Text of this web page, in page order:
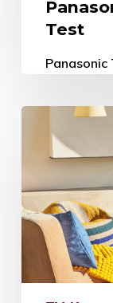
Test
Panasonic
letzten
28.